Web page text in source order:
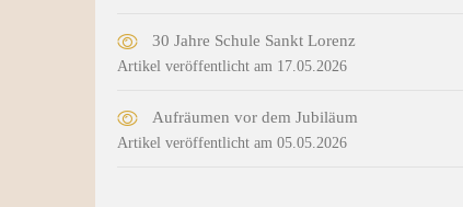
30 Jahre Schule Sankt Lorenz
Artikel veröffentlicht am 17.05.2026
Aufräumen vor dem Jubiläum
Artikel veröffentlicht am 05.05.2026